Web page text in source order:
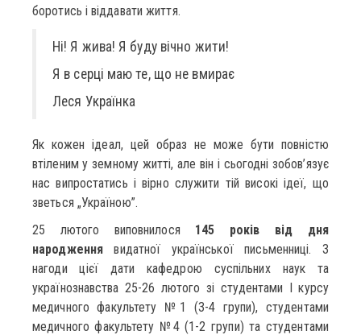
боротись і віддавати життя.
Ні! Я жива! Я буду вічно жити!
Я в серці маю те, що не вмирає
Леся Українка
Як кожен ідеал, цей образ не може бути повністю
втіленим у земному житті, але він і сьогодні зобов’язує
нас випростатись і вірно служити тій високі ідеї, що
зветься „Україною”.
25 лютого виповнилося 145 років від дня
народження видатної української письменниці. З
нагоди цієї дати кафедрою суспільних наук та
українознавства 25-26 лютого зі студентами І курсу
медичного факультету №1 (3-4 групи), студентами
медичного факультету №4 (1-2 групи) та студентами